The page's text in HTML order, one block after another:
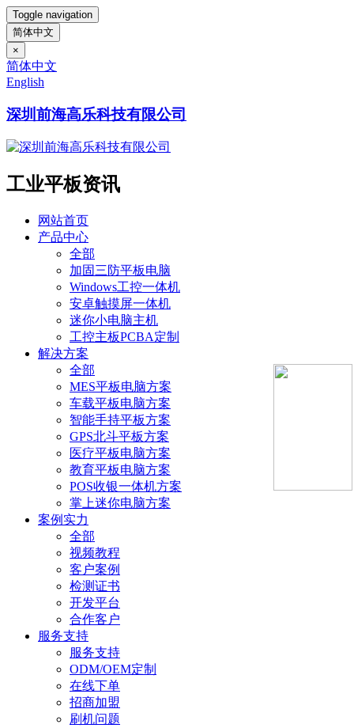
Toggle navigation
简体中文
×
简体中文
English
深圳前海高乐科技有限公司
工业平板资讯
网站首页
产品中心
全部
加固三防平板电脑
Windows工控一体机
安卓触摸屏一体机
迷你小电脑主机
工控主板PCBA定制
解决方案
全部
MES平板电脑方案
车载平板电脑方案
智能手持平板方案
GPS北斗平板方案
医疗平板电脑方案
教育平板电脑方案
POS收银一体机方案
掌上迷你电脑方案
案例实力
全部
视频教程
客户案例
检测证书
开发平台
合作客户
服务支持
服务支持
ODM/OEM定制
在线下单
招商加盟
刷机问题